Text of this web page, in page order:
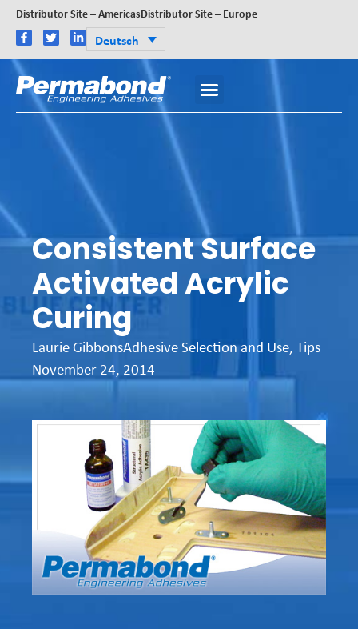
Distributor Site – AmericasDistributor Site – Europe
Deutsch
Consistent Surface
Activated Acrylic
Curing
Laurie GibbonsAdhesive Selection and Use,Tips
November 24, 2014